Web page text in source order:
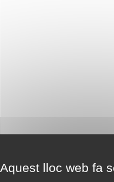
Aquest lloc web fa